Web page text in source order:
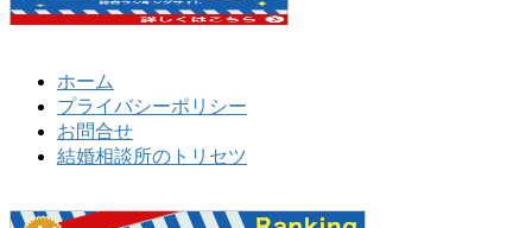
ホーム
プライバシーポリシー
お問合せ
結婚相談所のトリセツ